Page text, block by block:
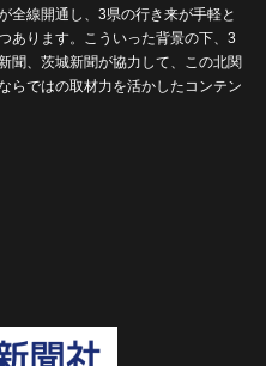
全線開通し、3県の行き来が手軽と
あります。こういった背景の下、3
聞、茨城新聞が協力して、この北関
らではの取材力を活かしたコンテン